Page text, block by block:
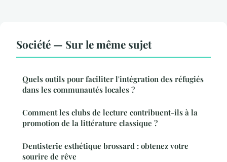
Société — Sur le même sujet
Quels outils pour faciliter l'intégration des réfugiés
dans les communautés locales ?
Comment les clubs de lecture contribuent-ils à la
promotion de la littérature classique ?
Dentisterie esthétique brossard : obtenez votre
sourire de rêve